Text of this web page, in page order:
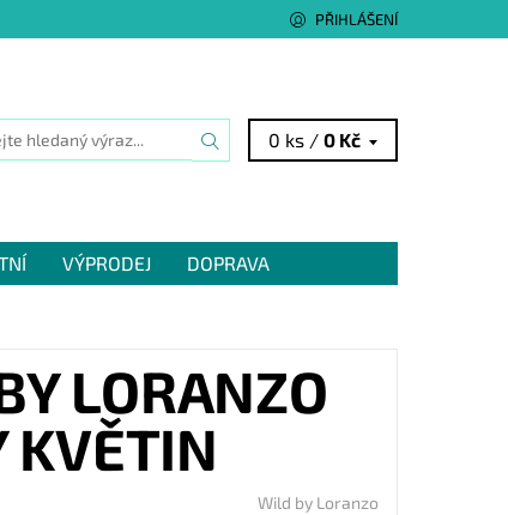
PŘIHLÁŠENÍ
0 ks /0 Kč
VÝPRODEJ
DOPRAVA
LORANZO
KVĚTIN
Wild by Loranzo